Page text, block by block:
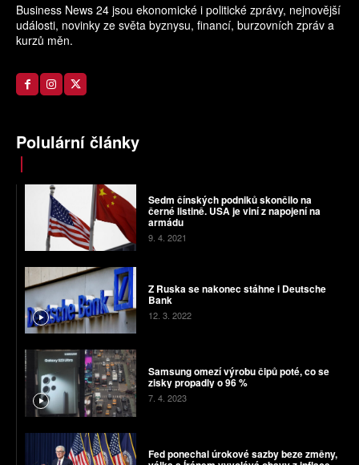
Business News 24 jsou ekonomické i politické zprávy, nejnovější
události, novinky ze světa byznysu, financí, burzovních zpráv a
kurzů měn.
Polulární články
Sedm čínských podniků skončilo na
černé listině. USA je viní z napojení na
armádu
9. 4. 2021
Z Ruska se nakonec stáhne i Deutsche
Bank
12. 3. 2022
Samsung omezí výrobu čipů poté, co se
zisky propadly o 96 %
7. 4. 2023
Fed ponechal úrokové sazby beze změny,